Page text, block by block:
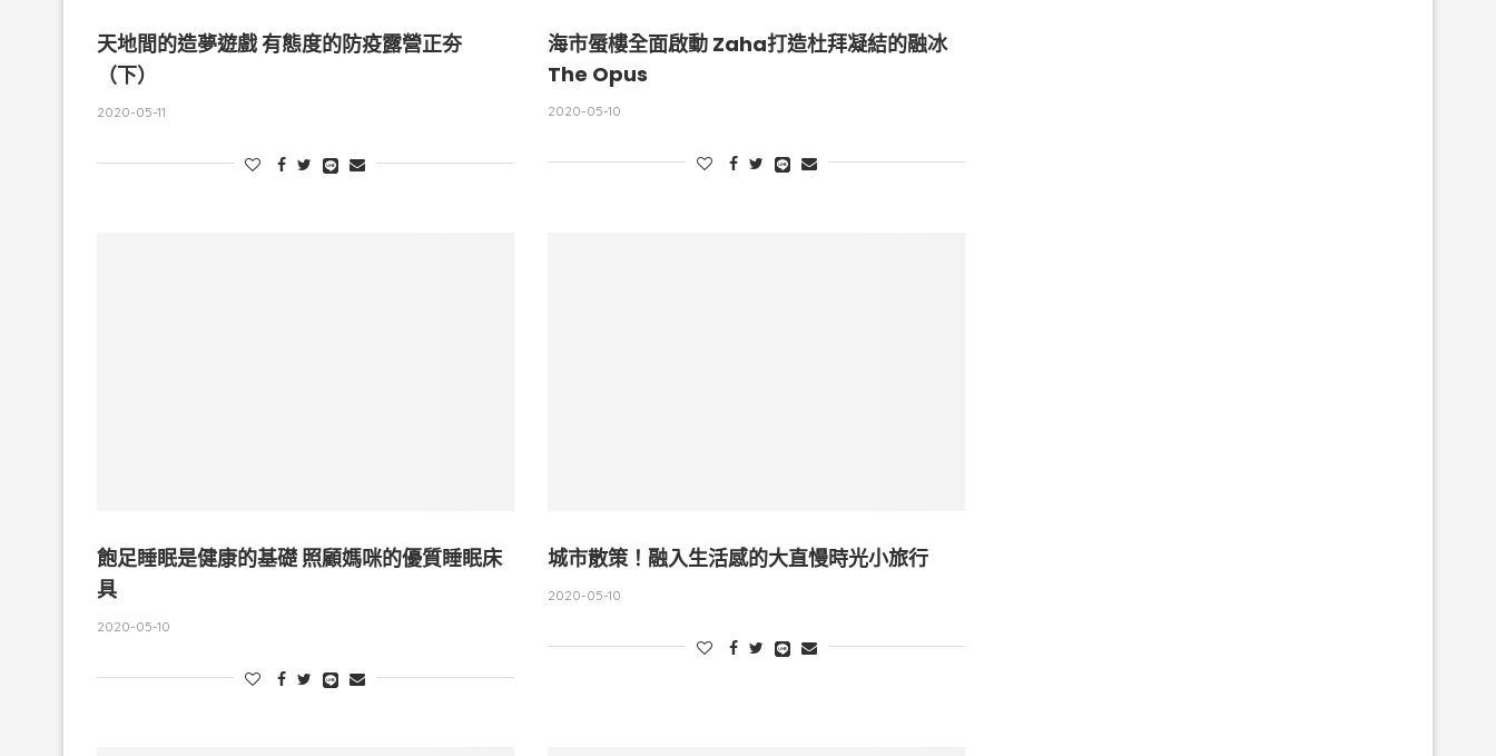
天地間的造夢遊戲 有態度的防疫露營正夯
（下）
2020-05-11
海市蜃樓全面啟動 Zaha打造杜拜凝結的融冰
The Opus
2020-05-10
飽足睡眠是健康的基礎 照顧媽咪的優質睡眠床
具
2020-05-10
城市散策！融入生活感的大直慢時光小旅行
2020-05-10